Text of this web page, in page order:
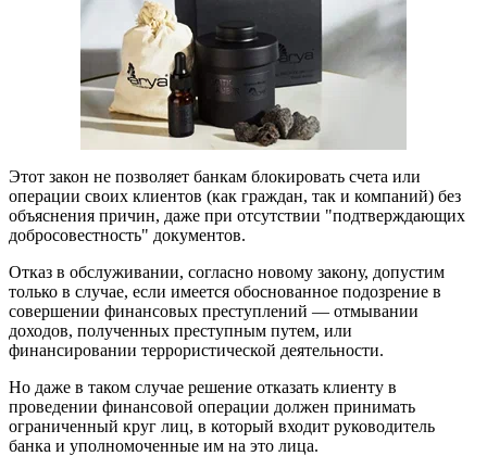
Этот закон не позволяет банкам блокировать счета или
операции своих клиентов (как граждан, так и компаний) без
объяснения причин, даже при отсутствии "подтверждающих
добросовестность" документов.
Отказ в обслуживании, согласно новому закону, допустим
только в случае, если имеется обоснованное подозрение в
совершении финансовых преступлений — отмывании
доходов, полученных преступным путем, или
финансировании террористической деятельности.
Но даже в таком случае решение отказать клиенту в
проведении финансовой операции должен принимать
ограниченный круг лиц, в который входит руководитель
банка и уполномоченные им на это лица.